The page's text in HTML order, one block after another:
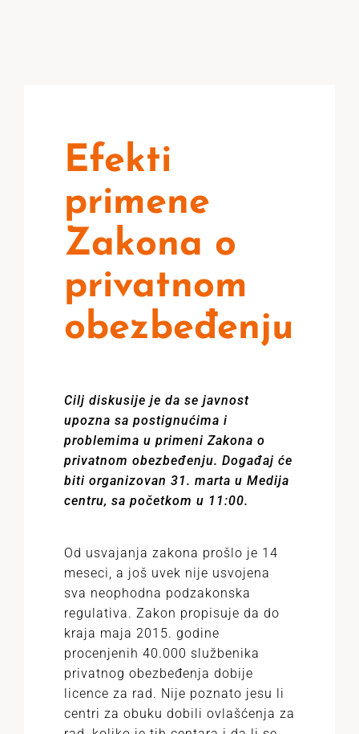
Efekti
primene
Zakona o
privatnom
obezbeđenju
Cilj diskusije je da se javnost
upozna sa postignućima i
problemima u primeni Zakona o
privatnom obezbeđenju. Događaj će
biti organizovan 31. marta u Medija
centru, sa početkom u 11:00.
Od usvajanja zakona prošlo je 14
meseci, a još uvek nije usvojena
sva neophodna podzakonska
regulativa. Zakon propisuje da do
kraja maja 2015. godine
procenjenih 40.000 službenika
privatnog obezbeđenja dobije
licence za rad. Nije poznato jesu li
centri za obuku dobili ovlašćenja za